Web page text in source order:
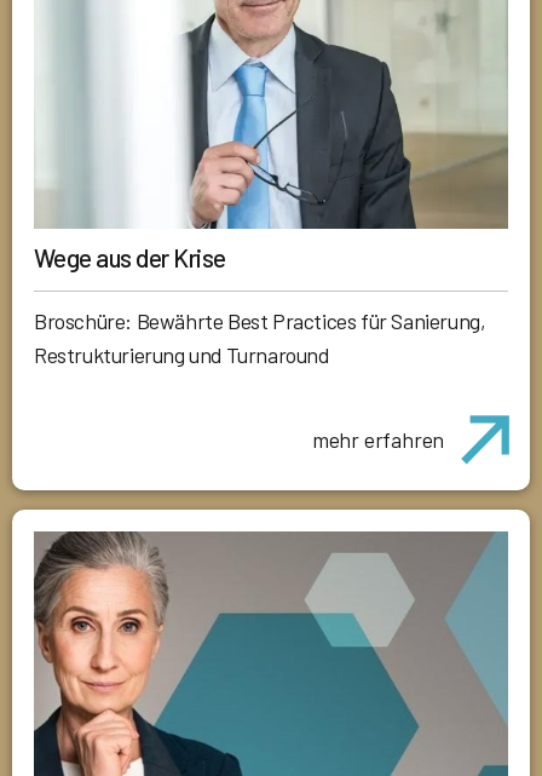
Wege aus der Krise
Broschüre: Bewährte Best Practices für Sanierung,
Restrukturierung und Turnaround
mehr erfahren